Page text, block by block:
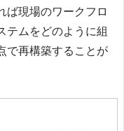
ば現場のワークフロ
テムをどのように組
で再構築することが